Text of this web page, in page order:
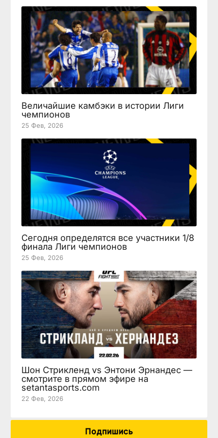
Величайшие камбэки в истории Лиги
чемпионов
25 Фев, 2026
Сегодня определятся все участники 1/8
финала Лиги чемпионов
25 Фев, 2026
Шон Стрикленд vs Энтони Эрнандес —
смотрите в прямом эфире на
setantasports.com
22 Фев, 2026
Подпишись